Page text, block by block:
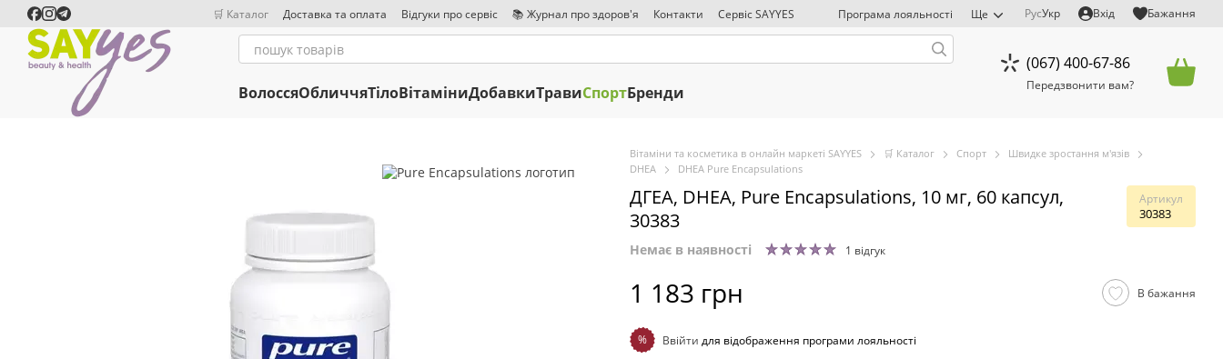
Перейти до основного контенту🛒 Каталог Доставка та оплата Відгуки про сервіс 📚 Журнал про здоров'я Контакти Сервіс SAYYES Програма лояльності Ще РусУкр Вхід Бажання
ВолоссяОбличчяТілоВітаміниДобавкиТравиСпортБренди
(067) 400-67-86
Передзвонити вам?
Вітаміни та косметика в онлайн маркеті SAYYES 🛒 Каталог Спорт
Швидке зростання м'язів
DHEA
DHEA Pure Encapsulations
ДГЕА, DHEA, Pure Encapsulations, 10 мг, 60 капсул,
30383
Артикул
30383
Немає в наявності 1 відгук
1 183 грн В бажання
% Ввійти для відображення програми лояльності